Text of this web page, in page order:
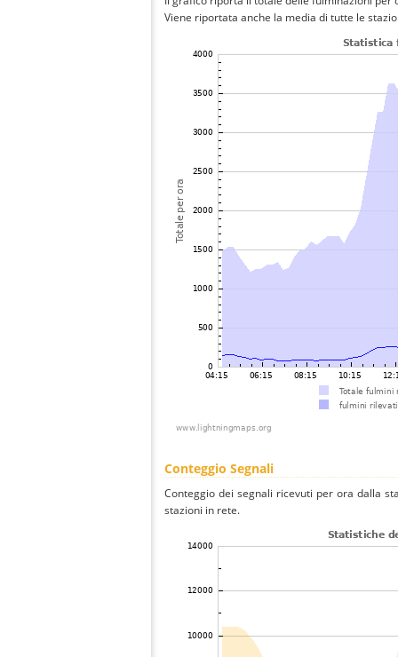
Viene riportata anche la media di tutte le
Conteggio Segnali
Conteggio dei segnali ricevuti per ora dalla
stazioni in rete.